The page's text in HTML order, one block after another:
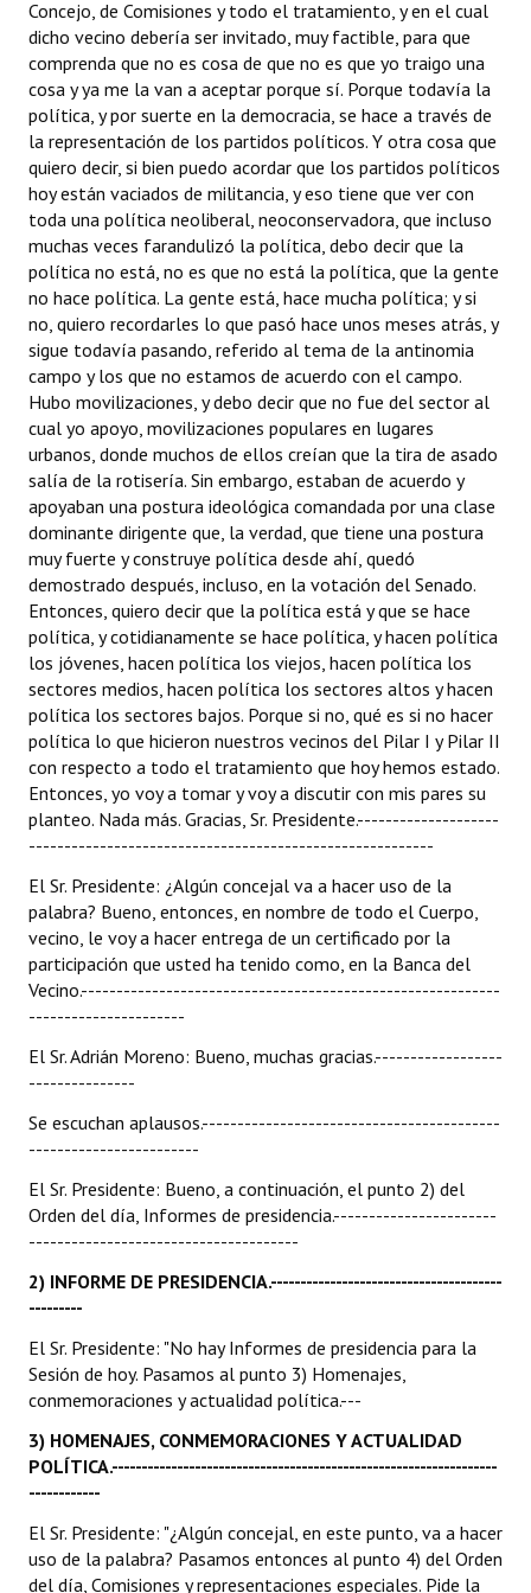
Concejo, de Comisiones y todo el tratamiento, y en el cual
dicho vecino debería ser invitado, muy factible, para que
comprenda que no es cosa de que no es que yo traigo una
cosa y ya me la van a aceptar porque sí. Porque todavía la
política, y por suerte en la democracia, se hace a través de
la representación de los partidos políticos. Y otra cosa que
quiero decir, si bien puedo acordar que los partidos políticos
hoy están vaciados de militancia, y eso tiene que ver con
toda una política neoliberal, neoconservadora, que incluso
muchas veces farandulizó la política, debo decir que la
política no está, no es que no está la política, que la gente
no hace política. La gente está, hace mucha política; y si
no, quiero recordarles lo que pasó hace unos meses atrás, y
sigue todavía pasando, referido al tema de la antinomia
campo y los que no estamos de acuerdo con el campo.
Hubo movilizaciones, y debo decir que no fue del sector al
cual yo apoyo, movilizaciones populares en lugares
urbanos, donde muchos de ellos creían que la tira de asado
salía de la rotisería. Sin embargo, estaban de acuerdo y
apoyaban una postura ideológica comandada por una clase
dominante dirigente que, la verdad, que tiene una postura
muy fuerte y construye política desde ahí, quedó
demostrado después, incluso, en la votación del Senado.
Entonces, quiero decir que la política está y que se hace
política, y cotidianamente se hace política, y hacen política
los jóvenes, hacen política los viejos, hacen política los
sectores medios, hacen política los sectores altos y hacen
política los sectores bajos. Porque si no, qué es si no hacer
política lo que hicieron nuestros vecinos del Pilar I y Pilar II
con respecto a todo el tratamiento que hoy hemos estado.
Entonces, yo voy a tomar y voy a discutir con mis pares su
planteo. Nada más. Gracias, Sr. Presidente.--------------------
---------------------------------------------------------
El Sr. Presidente: ¿Algún concejal va a hacer uso de la
palabra? Bueno, entonces, en nombre de todo el Cuerpo,
vecino, le voy a hacer entrega de un certificado por la
participación que usted ha tenido como, en la Banca del
Vecino.-----------------------------------------------------------
----------------------
El Sr. Adrián Moreno: Bueno, muchas gracias.------------------
---------------
Se escuchan aplausos.------------------------------------------
------------------------
El Sr. Presidente: Bueno, a continuación, el punto 2) del
Orden del día, Informes de presidencia.-----------------------
--------------------------------------
2) INFORME DE PRESIDENCIA.---------------------------------------
---------
El Sr. Presidente: "No hay Informes de presidencia para la
Sesión de hoy. Pasamos al punto 3) Homenajes,
conmemoraciones y actualidad política.---
3) HOMENAJES, CONMEMORACIONES Y ACTUALIDAD
POLÍTICA.-----------------------------------------------------------------
------------
El Sr. Presidente: "¿Algún concejal, en este punto, va a hacer
uso de la palabra? Pasamos entonces al punto 4) del Orden
del día, Comisiones y representaciones especiales. Pide la